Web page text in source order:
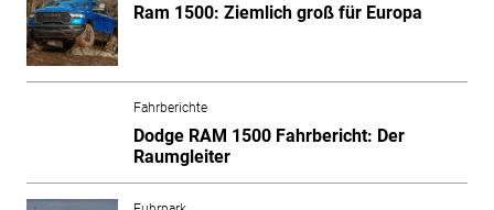
Ram 1500: Ziemlich groß für Europa
Fahrberichte
Dodge RAM 1500 Fahrbericht: Der
Raumgleiter